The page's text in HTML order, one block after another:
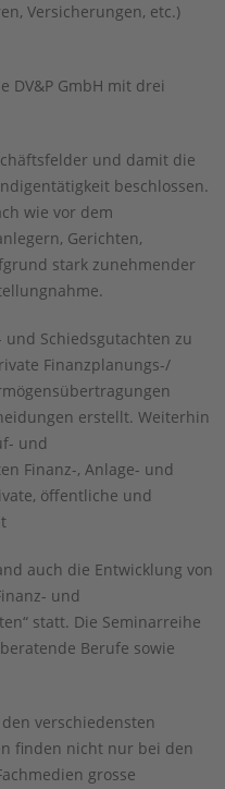
Versicherungen, etc.)
DV&P GmbH mit drei
und damit die
beschlossen.
wie vor dem
Gerichten,
stark zunehmender
Schiedsgutachten zu
Finanzplanungs-/
erstellt. Weiterhin
und
Finanz-, Anlage- und
öffentliche und
auch die Entwicklung von
und
statt. Die Seminarreihe
Berufe sowie
verschiedensten
finden nicht nur bei den
grosse